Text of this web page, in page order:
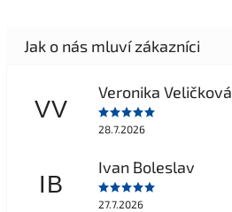
VV
Veronika Veličková
28.7.2026
IB
Ivan Boleslav
27.7.2026